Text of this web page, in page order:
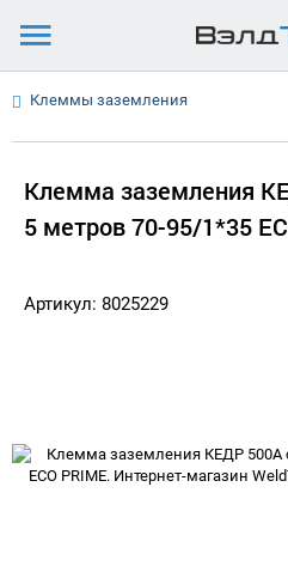
Клеммы заземления
Клемма заземления
5 метров 70-95/1*35
Артикул: 8025229